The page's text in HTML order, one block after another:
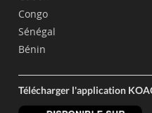
Congo
Sénégal
Bénin
Télécharger l'application